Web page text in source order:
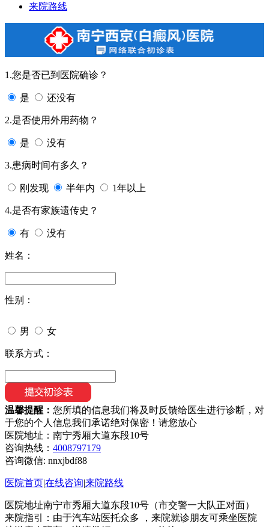
来院路线
1.您是否已到医院确诊？
是 还没有
2.是否使用外用药物？
是 没有
3.患病时间有多久？
刚发现 半年内 1年以上
4.是否有家族遗传史？
有 没有
姓名：
性别：
男 女
联系方式：
温馨提醒： 您所填的信息我们将及时反馈给医生进行诊断，对
于您的个人信息我们承诺绝对保密！请您放心
医院地址：南宁秀厢大道东段10号
咨询热线： 4008797179
咨询微信: nnxjbdf88
医院首页|在线咨询|来院路线
医院地址南宁市秀厢大道东段10号（市交警一大队正对面）
来院指引：由于汽车站医托众多 ，来院就诊朋友可乘坐医院